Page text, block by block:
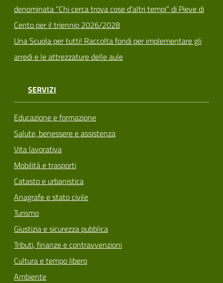
denominata “Chi cerca trova cose d’altri tempi” di Pieve di
Cento per il triennio 2026/2028
Una Scuola per tutti! Raccolta fondi per implementare gli
arredi e le attrezzature delle aule
SERVIZI
Educazione e formazione
Salute, benessere e assistenza
Vita lavorativa
Mobilità e trasporti
Catasto e urbanistica
Anagrafe e stato civile
Turismo
Giustizia e sicurezza pubblica
Tributi, finanze e contravvenzioni
Cultura e tempo libero
Ambiente